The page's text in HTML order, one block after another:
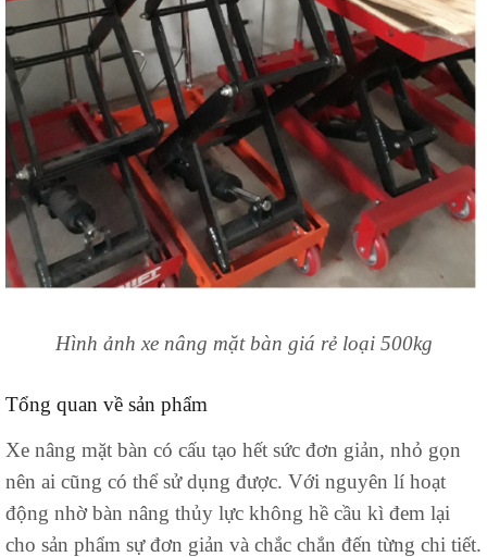
Hình ảnh xe nâng mặt bàn giá rẻ loại 500kg
Tổng quan về sản phẩm
Xe nâng mặt bàn có cấu tạo hết sức đơn giản, nhỏ gọn
nên ai cũng có thể sử dụng được. Với nguyên lí hoạt
động nhờ bàn nâng thủy lực không hề cầu kì đem lại
cho sản phẩm sự đơn giản và chắc chắn đến từng chi tiết.